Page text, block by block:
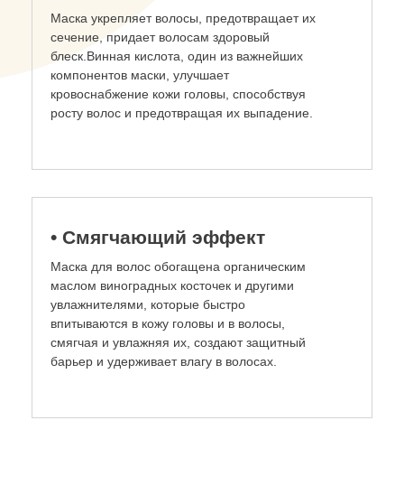
• Смягчающий эффект
Маска для волос обогащена органическим
маслом виноградных косточек и другими
увлажнителями, которые быстро
впитываются в кожу головы и в волосы,
смягчая и увлажняя их, создают защитный
барьер и удерживает влагу в волосах.
Маска укрепляет волосы, предотвращает их
сечение, придает волосам здоровый
блеск.Винная кислота, один из важнейших
компонентов маски, улучшает
кровоснабжение кожи головы, способствуя
росту волос и предотвращая их выпадение.